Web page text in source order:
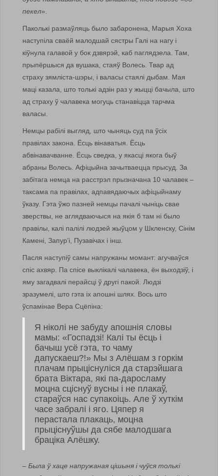
пекел».
Паколькі размаўляць было забаронена, Марыя Хоха
наступіла сваёй малодшай сястры Галі на нагу і
кіўнула галавой у бок дзвярэй, каб паглядзела. Там,
прыпёршыся да вушака, стаяў Волесь. Твар ад
страху зямліста-шэры, і валасы стаялі дыбам. Мая
маці казала, што толькі адзін раз у жыцці бачыла, што
ад страху ў чалавека могуць станавіцца тарчма
валасы.
Немцы рабілі выгляд, што чыняць суд па ўсіх
правілах закона. Ёсць вінаватыя. Ёсць
абвінавачванне. Ёсць сведка, у якасці якога быў
абраны Волесь. Афіцыйна зачытваецца прысуд. За
забітага немца на расстрэл прызначана 10 чалавек –
таксама па правілах, адпавядаючых афіцыйнаму
ўказу. Гэта ўжо пазней немцы пачалі чыніць свае
зверствы, не аглядваючыся на якія б там ні было
правілы, калі палілі людзей жыўцом у Шкленску, Сінім
Камені, Запур’і, Пузавічах і інш.
Пасля наступіў самы напружаны момант: агучваўся
спіс ахвяр. Па спісе выклікалі чалавека, ён выходзіў, і
яму загадвалі перайсці ў другі пакой. Людзі
зразумелі, што гэта іх апошні шлях. Вось што
ўспамінае Вера Сцёпіна:
Я ніколі не забуду апошнія словы
мамы: «Госпадзі! Калі ты ёсць і
бачыш усё гэта, то чаму
дапускаеш?!» Мы з Алёшам з горкім
плачам прыціснуліся да старэйшага
брата Віктара, які па-даросламу
моцна сціснуў вусны і не плакаў,
стараўся нас супакоіць. Але ў хуткім
часе забралі і яго. Цяпер я
перастала плакаць, моцна
прыціснуўшы да сябе малодшага
браціка Алёшку.
– Была ў хаце напружаная цішыня і чуўся толькі